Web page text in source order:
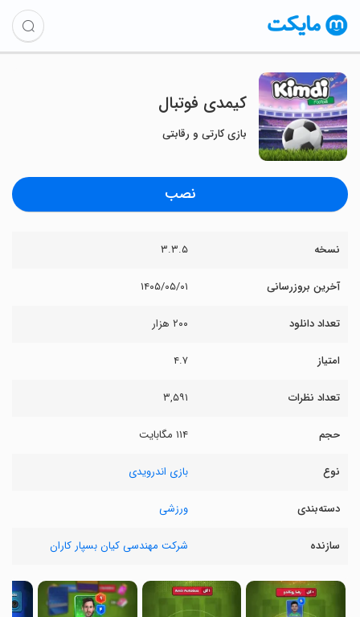
‏کیمدی فوتبال
بازی کارتی و رقابتی
نصب
نسخه ۳.۳.۵
آخرین بروزرسانی ۱۴۰۵/۰۵/۰۱
تعداد دانلود ۲۰۰ هزار
امتیاز ۴.۷
تعداد نظرات ۳,۵۹۱
حجم ۱۱۴ مگابایت
نوع بازی اندرویدی
دسته‌بندی ورزشی
سازنده شرکت مهندسی کیان بسپار کاران